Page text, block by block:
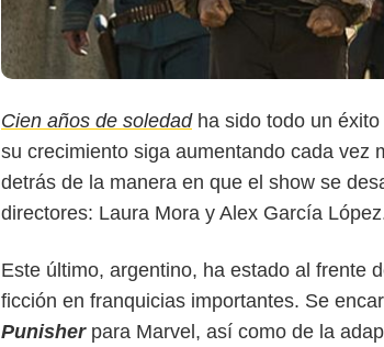
Cien años de soledadha sido todo un
su crecimiento siga aumentando cada vez
detrás de la manera en que el show se
directores: Laura Mora y Alex García
Este último, argentino, ha estado al frente
ficción en franquicias importantes. Se
Punisherpara Marvel, así como de la